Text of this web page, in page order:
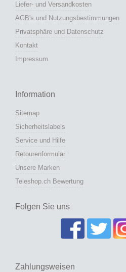
Liefer- und Versandkosten
AGB's und Nutzungsbestimmungen
Privatsphäre und Datenschutz
Kontakt
Impressum
Information
Sitemap
Sicherheitslabels
Service und Hilfe
Retourenformular
Unsere Marken
Teleshop.ch Bewertung
Folgen Sie uns
Zahlungsweisen